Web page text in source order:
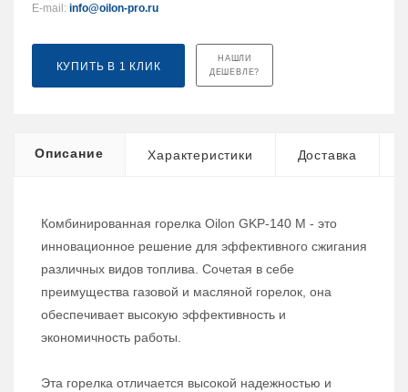
E-mail: info@oilon-pro.ru
КУПИТЬ В 1 КЛИК
НАШЛИ
ДЕШЕВЛЕ?
Описание Характеристики Доставка
Комбинированная горелка Oilon GKP-140 M - это
инновационное решение для эффективного сжигания
различных видов топлива. Сочетая в себе
преимущества газовой и масляной горелок, она
обеспечивает высокую эффективность и
экономичность работы.
Эта горелка отличается высокой надежностью и